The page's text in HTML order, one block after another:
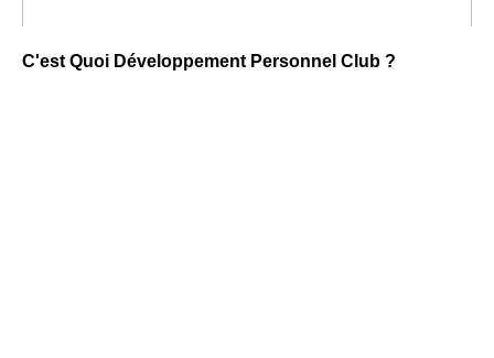
C'est Quoi Développement Personnel Club ?